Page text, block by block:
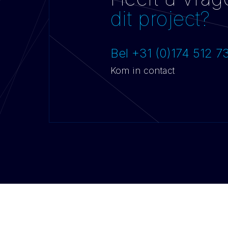
dit project?
Bel +31 (0)174 512
Kom in contact